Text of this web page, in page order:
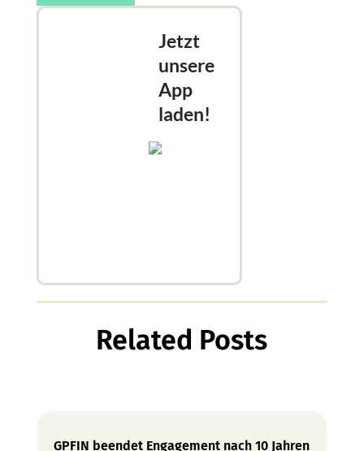
Jetzt
unsere
App
laden!
Related Posts
GPFIN beendet Engagement nach 10 Jahren